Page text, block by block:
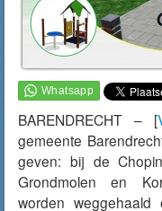
BARENDRECHT – [
gemeente
geven: bij de
Grondmolen en
worden